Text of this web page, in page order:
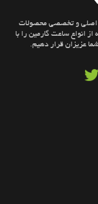
اصلی و تخصصی محصولات
از انواع ساعت گارمین را با
عزیزان قرار دهیم.